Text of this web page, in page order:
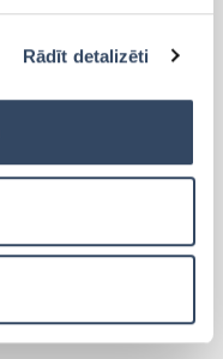
Rādīt detalizēti